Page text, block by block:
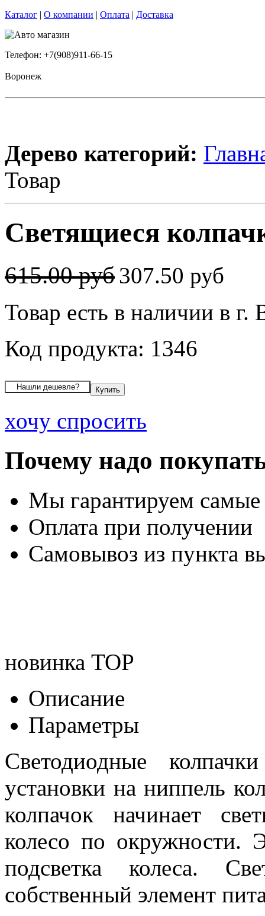
Каталог | О компании | Оплата | Доставка
Телефон: +7(908)911-66-15
Воронеж
Дерево категорий:
Товар
Светящиеся
615.00 руб307.50 руб
Товар есть в наличии в г.
Код продукта: 1346
хочу спросить
Почему надо
Мы гарантируем
Оплата при получении
Самовывоз из пункта
новинка TOP
Описание
Параметры
Светодиодные
установки на ниппель
колпачок начинает
колесо по окружности.
подсветка колеса.
собственный элемент